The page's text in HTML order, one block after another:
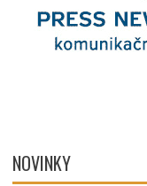
NOVINKY